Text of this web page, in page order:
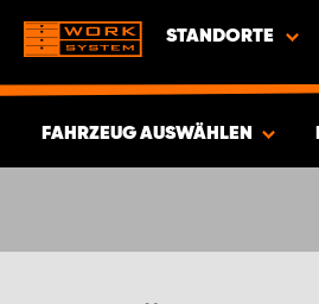
STANDORTE
FAHRZEUG AUSWÄHLEN
ARTIKEL